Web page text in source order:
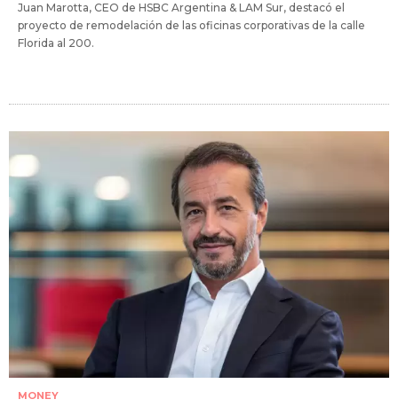
Juan Marotta, CEO de HSBC Argentina & LAM Sur, destacó el
proyecto de remodelación de las oficinas corporativas de la calle
Florida al 200.
MONEY